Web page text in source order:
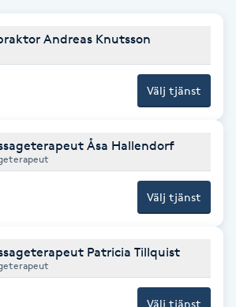
Andreas Knutsson
Välj tjänst
Åsa Hallendorf
Välj tjänst
Patricia Tillquist
Välj tjänst